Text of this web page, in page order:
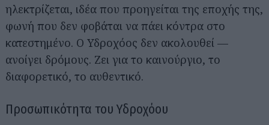
ηλεκτρίζεται, ιδέα που προηγείται της εποχής της,
φωνή που δεν φοβάται να πάει κόντρα στο
κατεστημένο. Ο Υδροχόος δεν ακολουθεί —
ανοίγει δρόμους. Ζει για το καινούργιο, το
διαφορετικό, το αυθεντικό.
Προσωπικότητα του Υδροχόου